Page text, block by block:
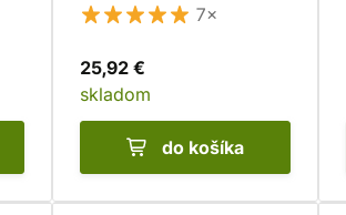
7×
25,92 €
skladom
do košíka